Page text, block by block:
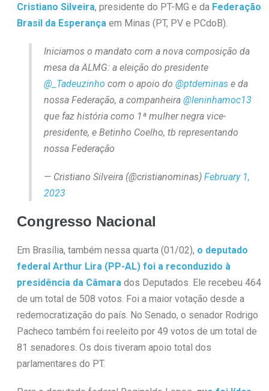
Cristiano Silveira, presidente do PT-MG e da Federação
Brasil da Esperança em Minas (PT, PV e PCdoB).
Iniciamos o mandato com a nova composição da
mesa da ALMG: a eleição do presidente
@_Tadeuzinho com o apoio do @ptdeminase da
nossa Federação, a companheira @leninhamoc13
que faz história como 1ª mulher negra vice-
presidente, e Betinho Coelho, tb representando
nossa Federação
— Cristiano Silveira (@cristianominas) February 1,
2023
Congresso Nacional
Em Brasília, também nessa quarta (01/02), o deputado
federal Arthur Lira (PP-AL) foi a reconduzido à
presidência da Câmara dos Deputados. Ele recebeu 464
de um total de 508 votos. Foi a maior votação desde a
redemocratização do país. No Senado, o senador Rodrigo
Pacheco também foi reeleito por 49 votos de um total de
81 senadores. Os dois tiveram apoio total dos
parlamentares do PT.